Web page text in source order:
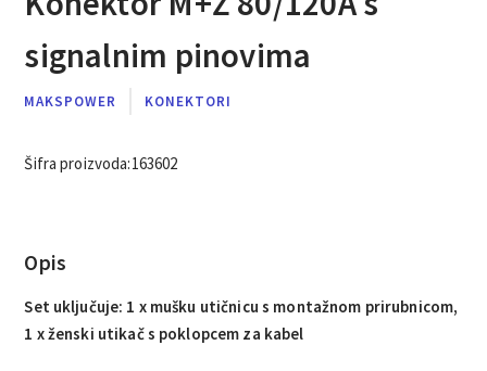
signalnim pinovima
MAKSPOWER KONEKTORI
Šifra proizvoda:163602
Opis
Set uključuje: 1 x mušku utičnicu s montažnom prirubnicom,
1 x ženski utikač s poklopcem za kabel